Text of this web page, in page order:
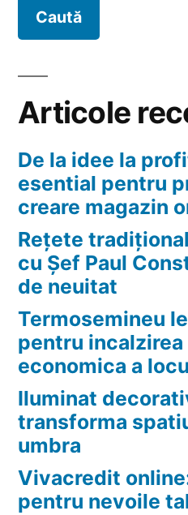
Articole
De la idee la
esential pentru
creare magazin
Rețete
cu Șef Paul
de neuitat
Termosemineu
pentru
economica a
Iluminat
transforma
umbra
Vivacredit
pentru nevoile